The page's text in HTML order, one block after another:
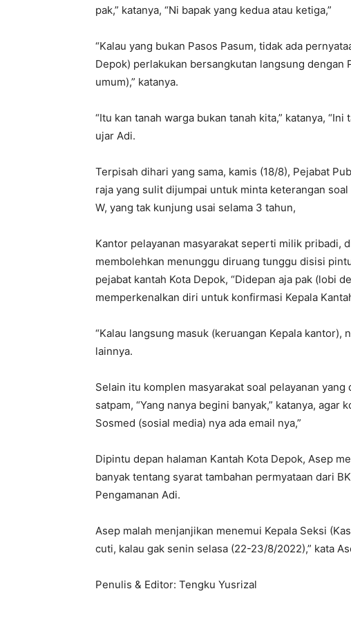
pak,” katanya, “Ni bapak yang kedua atau ketiga,”
“Kalau yang bukan Pasos Pasum, tidak ada
Depok) perlakukan bersangkutan langsung dengan
umum),” katanya.
“Itu kan tanah warga bukan tanah kita,” katanya,
ujar Adi.
Terpisah dihari yang sama, kamis (18/8), Pejabat
raja yang sulit dijumpai untuk minta keterangan
W, yang tak kunjung usai selama 3 tahun,
Kantor pelayanan masyarakat seperti milik pribadi,
membolehkan menunggu diruang tunggu disisi
pejabat kantah Kota Depok, “Didepan aja pak (lobi
memperkenalkan diri untuk konfirmasi Kepala
“Kalau langsung masuk (keruangan Kepala kantor),
lainnya.
Selain itu komplen masyarakat soal pelayanan yang
satpam, “Yang nanya begini banyak,” katanya, agar
Sosmed (sosial media) nya ada email nya,”
Dipintu depan halaman Kantah Kota Depok, Asep
banyak tentang syarat tambahan permyataan dari
Pengamanan Adi.
Asep malah menjanjikan menemui Kepala Seksi
cuti, kalau gak senin selasa (22-23/8/2022),” kata
Penulis & Editor: Tengku Yusrizal